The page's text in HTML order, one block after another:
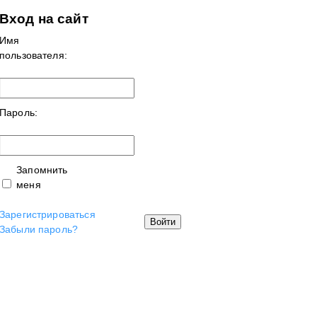
Вход на сайт
Имя
пользователя:
Пароль:
Запомнить
меня
Войти
Зарегистрироваться
Забыли пароль?